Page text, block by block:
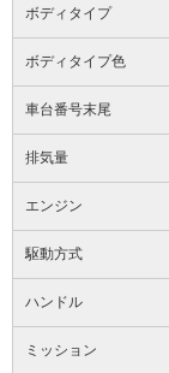
ボディタイプ
ボディタイプ色
車台番号末尾
排気量
エンジン
駆動方式
ハンドル
ミッション